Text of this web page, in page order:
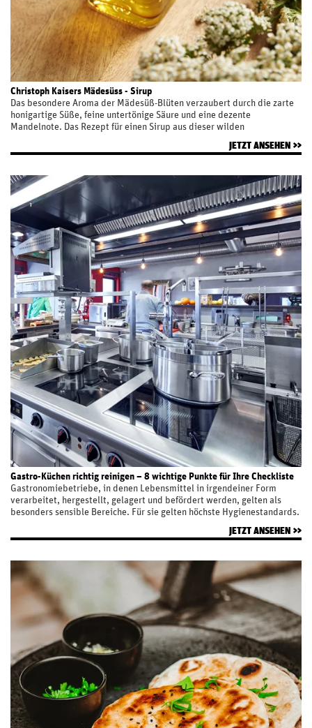
Christoph Kaisers Mädesüss - Sirup
Das besondere Aroma der Mädesüß-Blüten verzaubert durch die zarte
honigartige Süße, feine untertönige Säure und eine dezente
Mandelnote. Das Rezept für einen Sirup aus dieser wilden
Geschenk für die Liebsten.
JETZT ANSEHEN
Gastro-Küchen richtig reinigen – 8 wichtige Punkte für Ihre Checkliste
Gastronomiebetriebe, in denen Lebensmittel in irgendeiner Form
verarbeitet, hergestellt, gelagert und befördert werden, gelten als
besonders sensible Bereiche. Für sie gelten höchste Hygienestandards.
Gastronomiereinigung vor.
JETZT ANSEHEN